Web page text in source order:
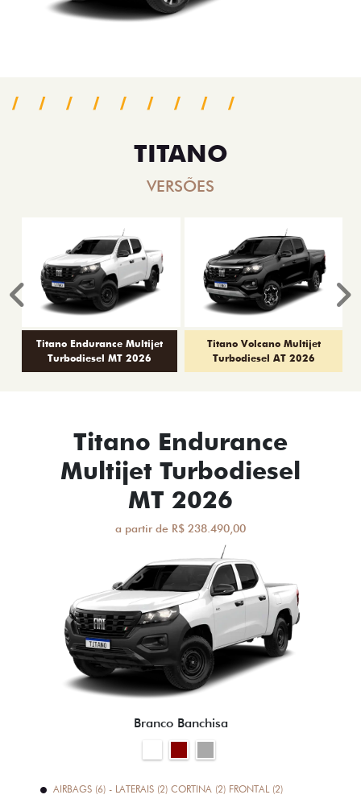
TITANO
VERSÕES
Titano Endurance Multijet
Turbodiesel MT 2026
Titano Volcano Multijet
Turbodiesel AT 2026
Anterior
Titano Endurance
Multijet Turbodiesel
MT 2026
a partir de R$ 238.490,00
Branco Banchisa
AIRBAGS (6) - LATERAIS (2) CORTINA (2) FRONTAL (2)